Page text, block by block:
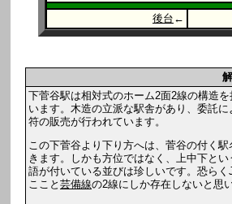
後台 ←
下菅谷駅は相対式のホーム2面2線の構造
います。木造の立派な駅舎があり、委託に
符の販売が行われています。
この下菅谷より下り方へは、菅谷の付く駅
きます。しかも方位ではなく、上中下とい
語が付いている並びは珍しいです。恐らく
ここと 芸備線の2線にしか存在しないと思